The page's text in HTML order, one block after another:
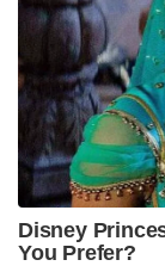
Disney
You Prefer?